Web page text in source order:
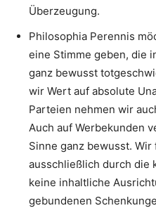
Überzeugung.
Philosophia Perennis
eine Stimme geben, die
ganz bewusst
wir Wert auf absolute
Parteien nehmen wir
Auch auf Werbekunden
Sinne ganz bewusst.
ausschließlich durch die
keine inhaltliche
gebundenen